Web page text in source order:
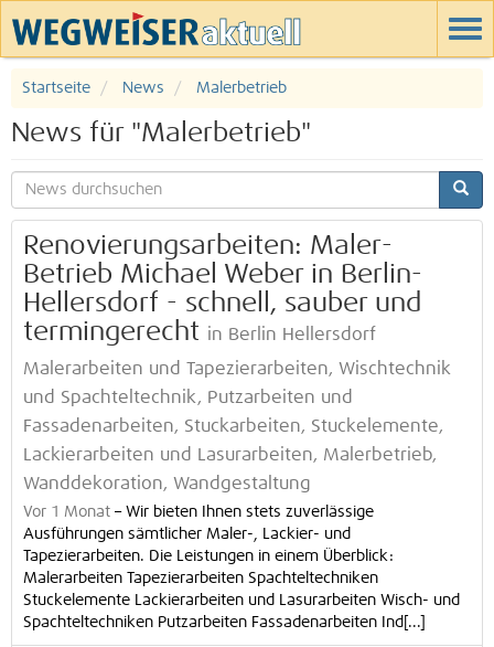
Startseite News Malerbetrieb
News für "Malerbetrieb"
Renovierungsarbeiten: Maler-
Betrieb Michael Weber in Berlin-
Hellersdorf - schnell, sauber und
termingerecht in Berlin Hellersdorf
Malerarbeiten und Tapezierarbeiten, Wischtechnik
und Spachteltechnik, Putzarbeiten und
Fassadenarbeiten, Stuckarbeiten, Stuckelemente,
Lackierarbeiten und Lasurarbeiten, Malerbetrieb,
Wanddekoration, Wandgestaltung
Vor 1 Monat – Wir bieten Ihnen stets zuverlässige
Ausführungen sämtlicher Maler-, Lackier- und
Tapezierarbeiten. Die Leistungen in einem Überblick:
Malerarbeiten Tapezierarbeiten Spachteltechniken
Stuckelemente Lackierarbeiten und Lasurarbeiten Wisch- und
Spachteltechniken Putzarbeiten Fassadenarbeiten Ind[...]